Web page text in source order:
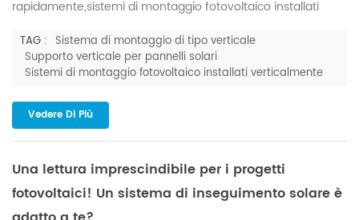
rapidamente,sistemi di montaggio fotovoltaico installati
di montaggio di tipo verticale è un sistema
innovativosoluzione solareche installaFotovoltaico 2.
EspansioneFotovoltaicoScenari applicativi Vsistema di
montaggio di tipo verticaleS 3. Facilità di utilizzo e
manutenzione Sistema di mo...
TAG : Sistema di montaggio di tipo verticale
Supporto verticale per pannelli solari
Sistemi di montaggio fotovoltaico installati verticalmente
Vedere Di Più
Una lettura imprescindibile per i progetti
fotovoltaici! Un sistema di inseguimento solare è